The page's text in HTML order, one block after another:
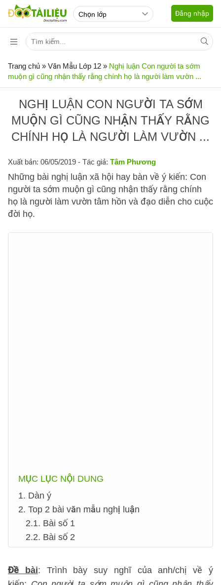
Đăng nhập
Trang chủ » Văn Mẫu Lớp 12 » Nghị luận Con người ta sớm
muộn gì cũng nhận thấy rằng chính họ là người làm vườn ...
NGHỊ LUẬN CON NGƯỜI TA SỚM
MUỘN GÌ CŨNG NHẬN THẤY RẰNG
CHÍNH HỌ LÀ NGƯỜI LÀM VƯỜN ...
Xuất bản: 06/05/2019 - Tác giả: Tâm Phương
Những bài nghị luận xã hội hay bàn về ý kiến: Con
người ta sớm muộn gì cũng nhận thấy rằng chính
họ là người làm vườn tâm hồn và đạo diễn cho cuộc
đời họ.
MỤC LỤC NỘI DUNG
1. Dàn ý
2. Top 2 bài văn mẫu nghị luận
2.1. Bài số 1
2.2. Bài số 2
Đề bài: Trình bày suy nghĩ của anh/chị về ý